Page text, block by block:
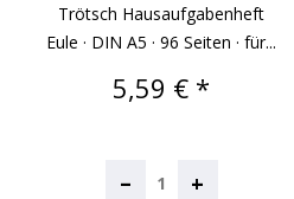
Trötsch Hausaufgabenheft
Eule · DIN A5 · 96 Seiten · für...
Preis
5,59 € *
– +